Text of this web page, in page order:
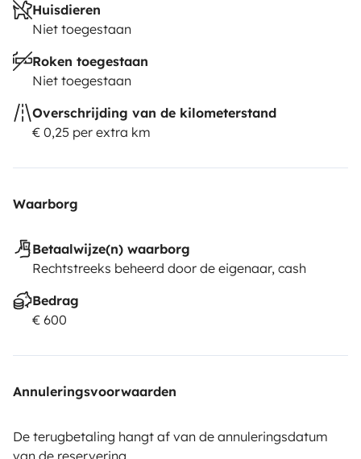
Huisdieren
Niet toegestaan
Roken toegestaan
Niet toegestaan
Overschrijding van de kilometerstand
€ 0,25 per extra km
Waarborg
Betaalwijze(n) waarborg
Rechtstreeks beheerd door de eigenaar, cash
Bedrag
€ 600
Annuleringsvoorwaarden
De terugbetaling hangt af van de annuleringsdatum
van de reservering.